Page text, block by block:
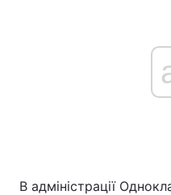
В адміністрації